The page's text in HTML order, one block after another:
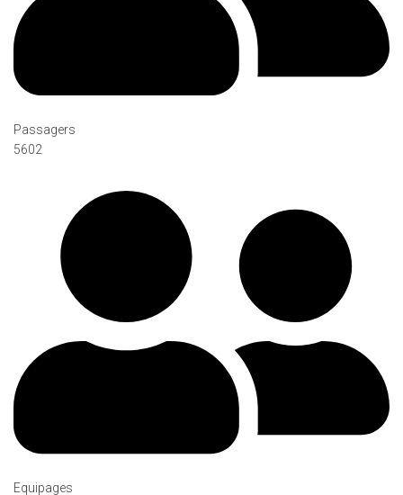
Passagers
5602
Equipages